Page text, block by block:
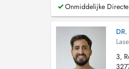
Onmiddelijke
3,